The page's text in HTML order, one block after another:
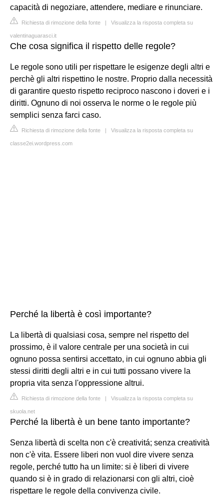
capacità di negoziare, attendere, mediare e rinunciare.
Richiesta di rimozione della fonte | Visualizza la risposta completa su
valentinaguarasci.it
Che cosa significa il rispetto delle regole?
Le regole sono utili per rispettare le esigenze degli altri e
perchè gli altri rispettino le nostre. Proprio dalla necessità
di garantire questo rispetto reciproco nascono i doveri e i
diritti. Ognuno di noi osserva le norme o le regole più
semplici senza farci caso.
Richiesta di rimozione della fonte | Visualizza la risposta completa su
classe2ei.wordpress.com
Perché la libertà è così importante?
La libertà di qualsiasi cosa, sempre nel rispetto del
prossimo, è il valore centrale per una società in cui
ognuno possa sentirsi accettato, in cui ognuno abbia gli
stessi diritti degli altri e in cui tutti possano vivere la
propria vita senza l'oppressione altrui.
Richiesta di rimozione della fonte | Visualizza la risposta completa su
skuola.net
Perché la libertà è un bene tanto importante?
Senza libertà di scelta non c'è creativitá; senza creatività
non c'è vita. Essere liberi non vuol dire vivere senza
regole, perché tutto ha un limite: si è liberi di vivere
quando si è in grado di relazionarsi con gli altri, cioè
rispettare le regole della convivenza civile.